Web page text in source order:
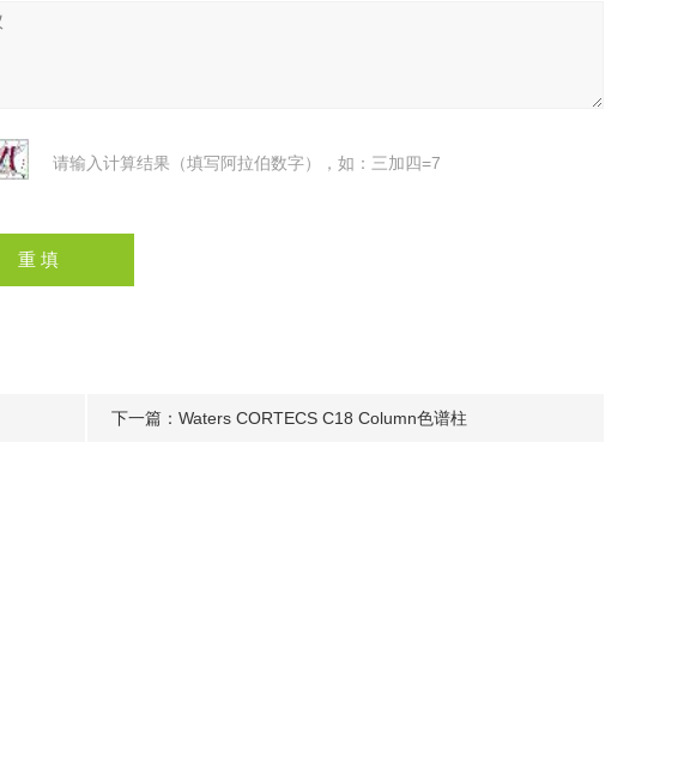
请输入计算结果（填写阿拉伯数字），如：三加四=7
下一篇： Waters CORTECS C18 Column色谱柱